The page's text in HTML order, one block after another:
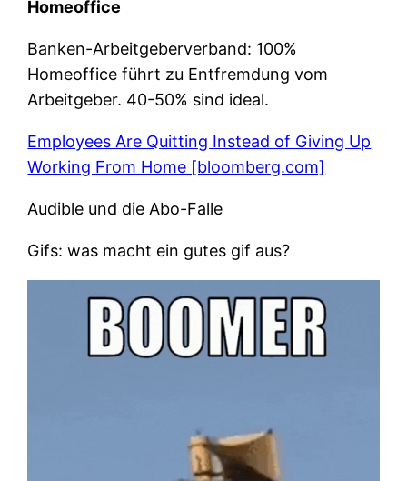
Homeoffice
Banken-Arbeitgeberverband: 100%
Homeoffice führt zu Entfremdung vom
Arbeitgeber. 40-50% sind ideal.
Employees Are Quitting Instead of Giving Up
Working From Home [bloomberg.com]
Audible und die Abo-Falle
Gifs: was macht ein gutes gif aus?